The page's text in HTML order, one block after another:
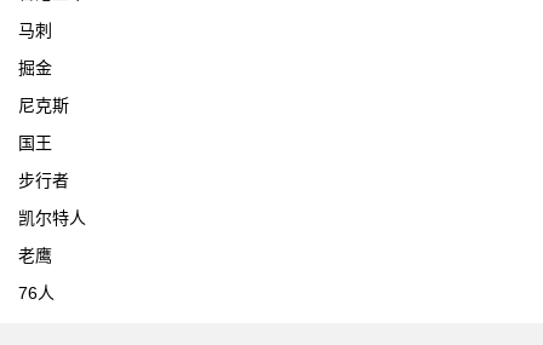
马刺
掘金
尼克斯
国王
步行者
凯尔特人
老鹰
76人